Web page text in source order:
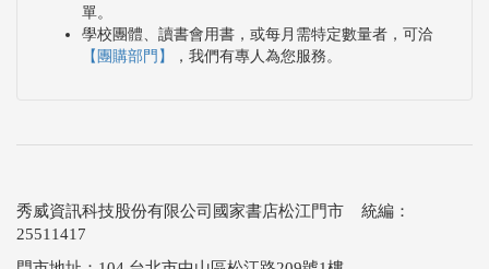
單。
學校團體、讀書會用書，或每月需特定數量者，可洽
【團購部門】
，我們有專人為您服務。
秀威資訊科技股份有限公司國家書店松江門市 統編：
25511417